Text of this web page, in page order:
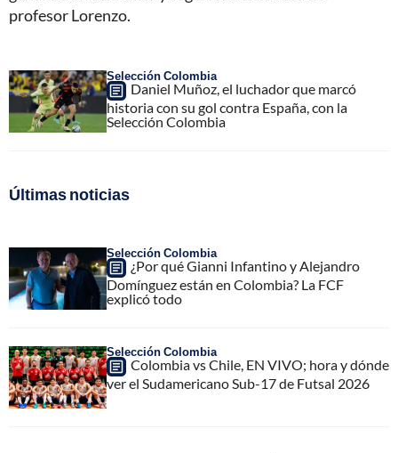
profesor Lorenzo.
Selección Colombia
Daniel Muñoz, el luchador que marcó
historia con su gol contra España, con la
Selección Colombia
Últimas noticias
Selección Colombia
¿Por qué Gianni Infantino y Alejandro
Domínguez están en Colombia? La FCF
explicó todo
Selección Colombia
Colombia vs Chile, EN VIVO; hora y dónde
ver el Sudamericano Sub-17 de Futsal 2026